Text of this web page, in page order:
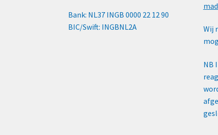
Bank: NL37 INGB 0000 22 12 90
BIC/Swift: INGBNL2A
Wij
NB